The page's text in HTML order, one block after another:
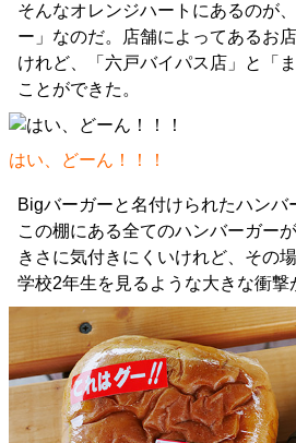
そんなオレンジハートにあるのが
ー」なのだ。店舗によってあるお
けれど、「六戸バイパス店」と「
ことができた。
はい、どーん！！！
Bigバーガーと名付けられたハンバ
この棚にある全てのハンバーガー
きさに気付きにくいけれど、その
学校2年生を見るような大きな衝撃